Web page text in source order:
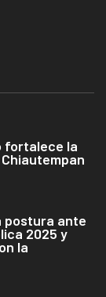
fortalece la
postura ante
2025 y
la